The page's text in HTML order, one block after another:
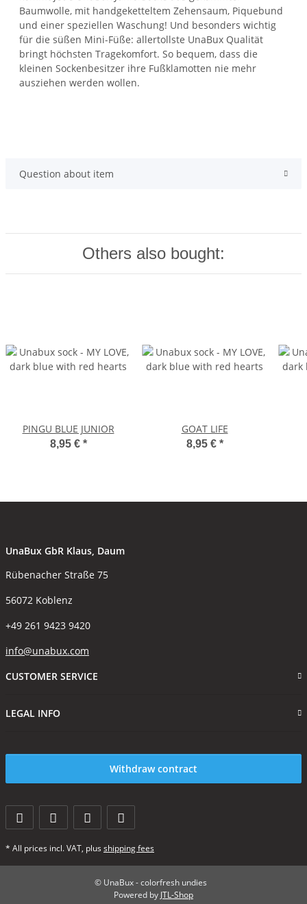
Baumwolle, mit handgeketteltem Zehensaum, Piquebund
und einer speziellen Waschung! Und besonders wichtig
für die süßen Mini-Füße: allertollste UnaBux Qualität
bringt höchsten Tragekomfort. So bequem, dass die
kleinen Sockenbesitzer ihre Fußklamotten nie mehr
ausziehen werden wollen.
Question about item
Others also bought:
PINGU BLUE JUNIOR
8,95 € *
GOAT LIFE
8,95 € *
UnaBux GbR Klaus, Daum
Rübenacher Straße 75
56072 Koblenz
+49 261 9423 9420
info@unabux.com
CUSTOMER SERVICE
LEGAL INFO
Withdraw contract
* All prices incl. VAT, plus shipping fees
© UnaBux - colorfresh undies
Powered by JTL-Shop